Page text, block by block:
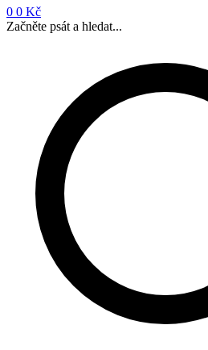
0 0 Kč
Začněte psát a hledat...